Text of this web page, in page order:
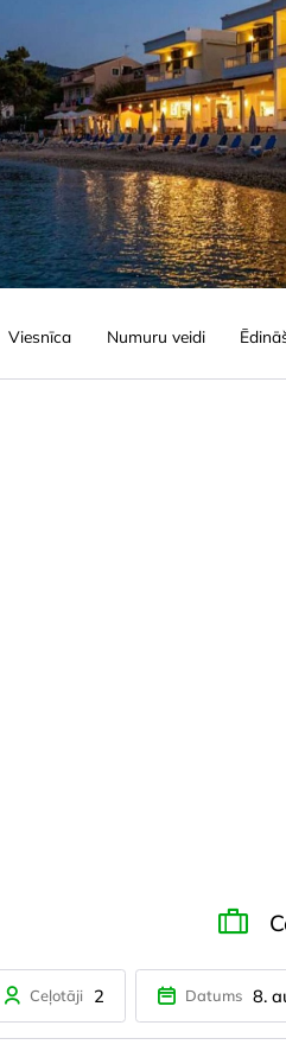
Viesnīca Numuru veidi
Ceļotāji 2 Datums 8.